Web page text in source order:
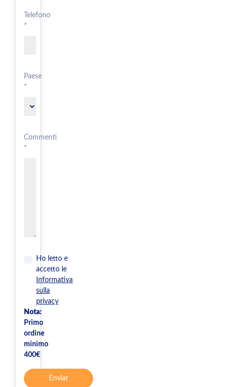
Telefono
*
Paese
*
Commenti
*
Ho letto e
accetto le
Informativa
sulla
privacy
Nota:
Primo
ordine
minimo
400€
Enviar